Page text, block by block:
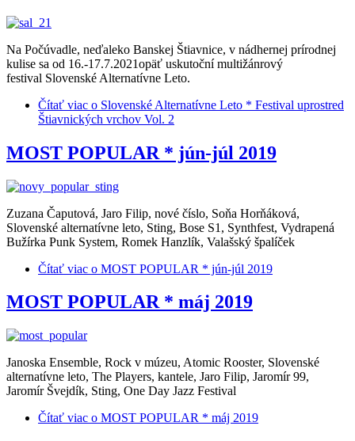
Na Počúvadle, neďaleko Banskej Štiavnice, v nádhernej prírodnej
kulise sa od 16.-17.7.2021opäť uskutoční multižánrový
festival Slovenské Alternatívne Leto.
Čítať viac o Slovenské Alternatívne Leto * Festival uprostred
Štiavnických vrchov Vol. 2
MOST POPULAR * jún-júl 2019
Zuzana Čaputová, Jaro Filip, nové číslo, Soňa Horňáková,
Slovenské alternatívne leto, Sting, Bose S1, Synthfest, Vydrapená
Bužírka Punk System, Romek Hanzlík, Valašský špalíček
Čítať viac o MOST POPULAR * jún-júl 2019
MOST POPULAR * máj 2019
Janoska Ensemble, Rock v múzeu, Atomic Rooster, Slovenské
alternatívne leto, The Players, kantele, Jaro Filip, Jaromír 99,
Jaromír Švejdík, Sting, One Day Jazz Festival
Čítať viac o MOST POPULAR * máj 2019